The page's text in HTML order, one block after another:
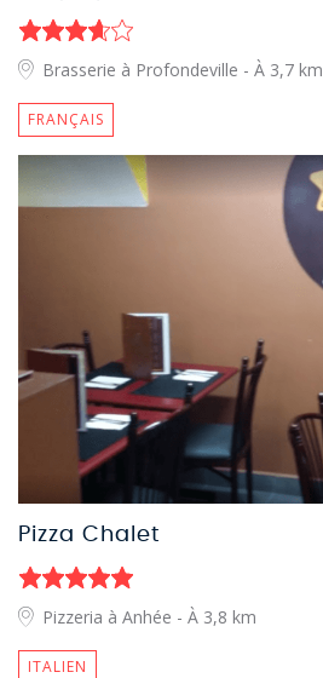
Brasserie à Profondeville - À 3,7 km
FRANÇAIS
Pizza Chalet
Pizzeria à Anhée - À 3,8 km
ITALIEN